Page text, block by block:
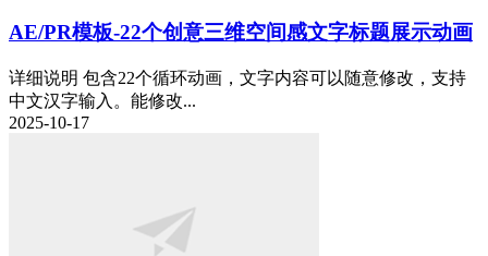
AE/PR模板-22个创意三维空间感文字标题展示动画
详细说明 包含22个循环动画，文字内容可以随意修改，支持
中文汉字输入。能修改...
2025-10-17